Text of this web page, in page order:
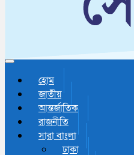
Toggle navigation
হোম
জাতীয়
আন্তর্জাতিক
রাজনীতি
সারা বাংলা
ঢাকা